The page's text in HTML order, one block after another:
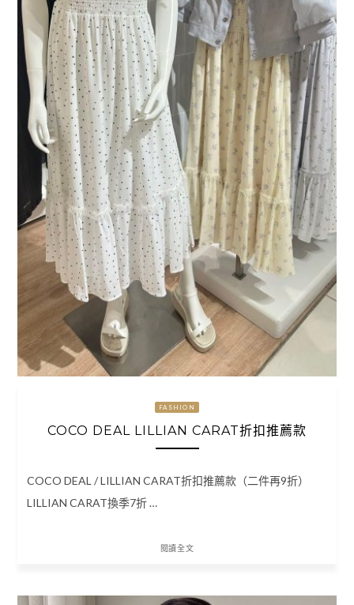
FASHION
COCO DEAL LILLIAN CARAT折扣推薦款
COCO DEAL / LILLIAN CARAT折扣推薦款（二件再9折）
LILLIAN CARAT換季7折 …
閱讀全文